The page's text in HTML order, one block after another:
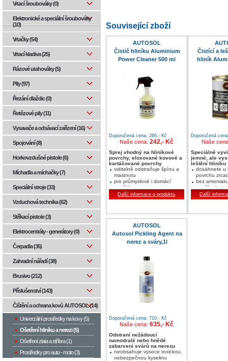
Související zboží
AUTOSOL
Čistič hliníku Aluminium
Power Cleaner 500 ml
Doporučená cena: 266,- Kč
Naše cena: 242,- Kč
Sprej vhodný na hliníkové
povrchy, eloxované kovové a
kartáčované povrchy
viditelně odstraňuje špínu a
mastnotu
pro průmyslové i domácí
použití
tekutý v láhvi s
rozprašovačem
Další informace o produktu
Čistící a
hliník
Doporučená
Naše
Speciálně
jemné, ale
leštění hliníku
dosáhnete u
povrchu
bez
používejte
obáváte
poškrábání -
Další
AUTOSOL
Autosol Pickling Agent na
nerez a sváry,1l
Doporučená cena: 710,- Kč
Naše cena: 635,- Kč
Odstraní nežádoucí
namodralé nebo hnědé
zabarvení svárů na nerezu
neobsahuje vysoce toxickou,
nebezpečnou kyselinu
Vrtací šroubováky (0)
Elektronické a speciální šroubováky
(10)
Vrtačky (54)
Vrtací kladiva (25)
Rázové utahováky (5)
Pily (97)
Řezání dlaždic (0)
Řetězové pily (11)
Vysavače a odsávací zařízení (16)
Spojování (8)
Horkovzdušné pistole (6)
Míchadla a míchačky (7)
Speciální stroje (33)
Vzduchová technika (62)
Stříkací pistole (3)
Elektrocentrály - generátory (0)
Čerpadla (35)
Zahradní nářadí (38)
Brusivo (212)
Příslušenství (143)
Čištění a ochrana kovů AUTOSOL (14)
Univerzální prostředky na kovy (5)
Ošetření hliníku a nerezi (5)
Ošetření zlata a stříbra (1)
Prostředky pro auto - moto (3)